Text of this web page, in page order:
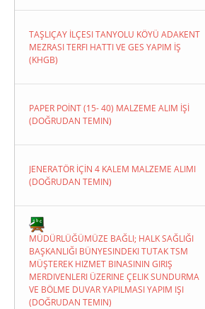
TAŞLIÇAY İLÇESI TANYOLU KÖYÜ ADAKENT
MEZRASI TERFI HATTI VE GES YAPIM İŞ
(KHGB)
PAPER POİNT (15- 40) MALZEME ALIM İŞİ
(DOĞRUDAN TEMIN)
JENERATÖR İÇİN 4 KALEM MALZEME ALIMI
(DOĞRUDAN TEMIN)
MÜDÜRLÜĞÜMÜZE BAĞLI; HALK SAĞLIĞI
BAŞKANLIĞI BÜNYESINDEKI TUTAK TSM
MÜŞTEREK HIZMET BINASININ GIRIŞ
MERDIVENLERI ÜZERINE ÇELIK SUNDURMA
VE BÖLME DUVAR YAPILMASI YAPIM IŞI
(DOĞRUDAN TEMIN)